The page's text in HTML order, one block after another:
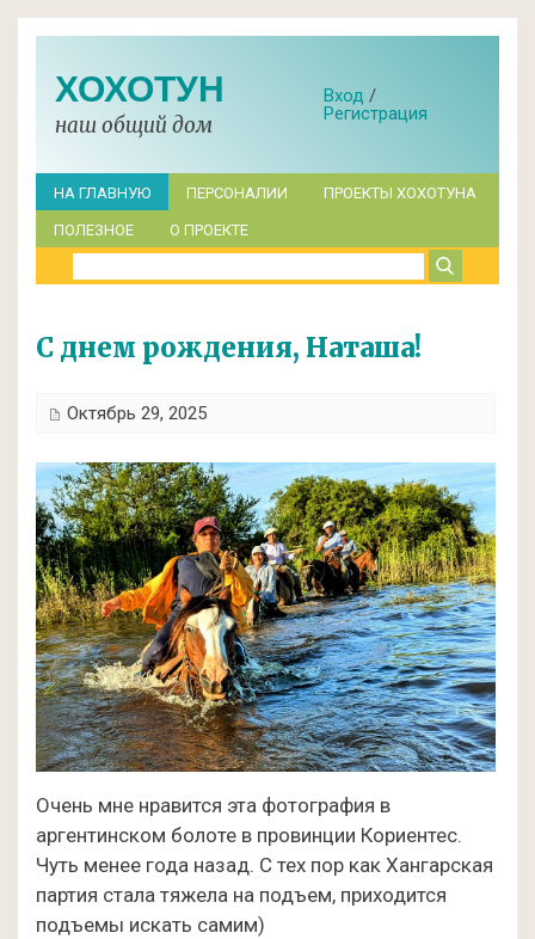
ХОХОТУН
наш общий дом
Вход /
Регистрация
НА ГЛАВНУЮ ПЕРСОНАЛИИ ПРОЕКТЫ ХОХОТУНА
ПОЛЕЗНОЕ О ПРОЕКТЕ
С днем рождения, Наташа!
Октябрь 29, 2025
Очень мне нравится эта фотография в
аргентинском болоте в провинции Кориентес.
Чуть менее года назад. С тех пор как Хангарская
партия стала тяжела на подъем, приходится
подъемы искать самим)